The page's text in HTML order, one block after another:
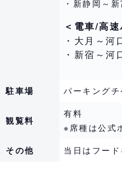
・新静岡～
＜電車/高
・大月～河
・新宿～河
駐車場 パーキング
観覧料
有料
※席種は公式
その他
当日はフー